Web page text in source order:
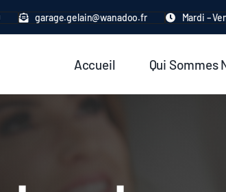
garage.gelain@wanadoo.fr Mardi –
Accueil Qui Sommes